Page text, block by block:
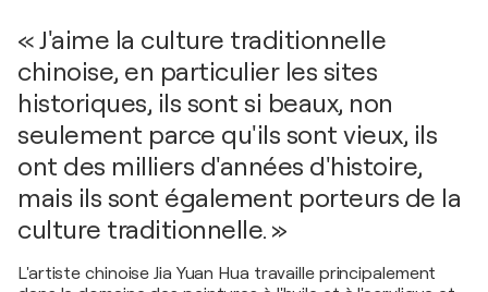
« J'aime la culture traditionnelle
chinoise, en particulier les sites
historiques, ils sont si beaux, non
seulement parce qu'ils sont vieux, ils
ont des milliers d'années d'histoire,
mais ils sont également porteurs de la
culture traditionnelle. »
L'artiste chinoise Jia Yuan Hua travaille principalement